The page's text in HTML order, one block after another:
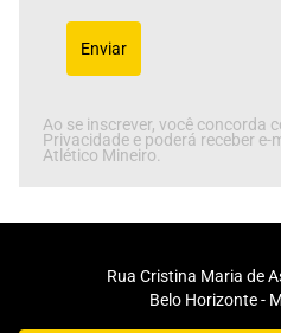
Enviar
Ao se inscrever, você concorda
Privacidade e poderá receber
Atlético Mineiro.
Rua Cristina Maria de
Belo Horizonte -